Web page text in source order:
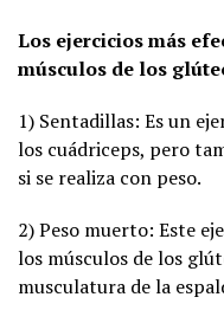
Los ejercicios más
músculos de los
1) Sentadillas: Es un
los cuádriceps, pero
si se realiza con peso.
2) Peso muerto: Este
los músculos de los
musculatura de la